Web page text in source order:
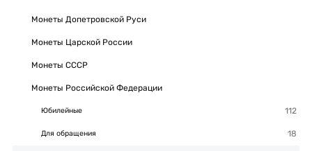
Монеты Допетровской Руси
Монеты Царской России
Монеты СССР
Монеты Российской Федерации
Юбилейные
Для обращения